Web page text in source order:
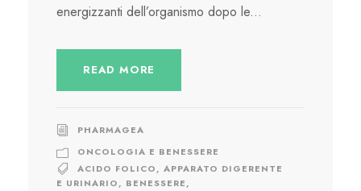
energizzanti dell’organismo dopo le...
READ MORE
PHARMAGEA
ONCOLOGIA E BENESSERE
ACIDO FOLICO, APPARATO DIGERENTE
E URINARIO, BENESSERE,